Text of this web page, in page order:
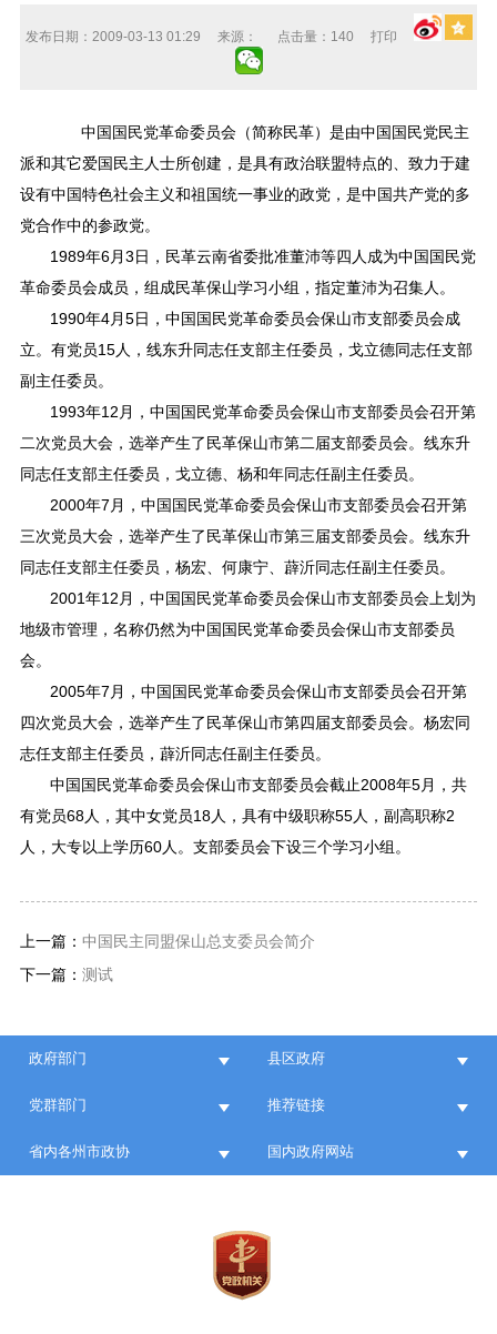
发布日期：2009-03-13 01:29 来源： 点击量： 140 打印
中国国民党革命委员会（简称民革）是由中国国民党民主
派和其它爱国民主人士所创建，是具有政治联盟特点的、致力于建
设有中国特色社会主义和祖国统一事业的政党，是中国共产党的多
党合作中的参政党。
1989年6月3日，民革云南省委批准董沛等四人成为中国国民党
革命委员会成员，组成民革保山学习小组，指定董沛为召集人。
1990年4月5日，中国国民党革命委员会保山市支部委员会成
立。有党员15人，线东升同志任支部主任委员，戈立德同志任支部
副主任委员。
1993年12月，中国国民党革命委员会保山市支部委员会召开第
二次党员大会，选举产生了民革保山市第二届支部委员会。线东升
同志任支部主任委员，戈立德、杨和年同志任副主任委员。
2000年7月，中国国民党革命委员会保山市支部委员会召开第
三次党员大会，选举产生了民革保山市第三届支部委员会。线东升
同志任支部主任委员，杨宏、何康宁、薜沂同志任副主任委员。
2001年12月，中国国民党革命委员会保山市支部委员会上划为
地级市管理，名称仍然为中国国民党革命委员会保山市支部委员
会。
2005年7月，中国国民党革命委员会保山市支部委员会召开第
四次党员大会，选举产生了民革保山市第四届支部委员会。杨宏同
志任支部主任委员，薜沂同志任副主任委员。
中国国民党革命委员会保山市支部委员会截止2008年5月，共
有党员68人，其中女党员18人，具有中级职称55人，副高职称2
人，大专以上学历60人。支部委员会下设三个学习小组。
上一篇： 中国民主同盟保山总支委员会简介
下一篇： 测试
政府部门 县区政府
党群部门 推荐链接
省内各州市政协 国内政府网站